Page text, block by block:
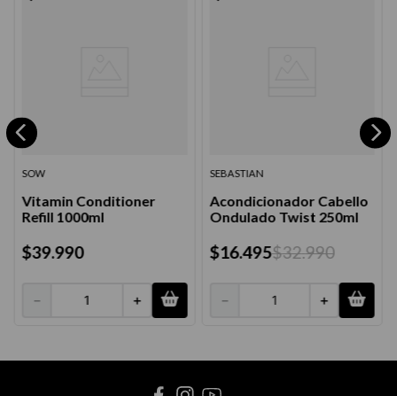
SOW
Vitamin Conditioner
Refill 1000ml
$39.990
＋
－
SEBASTIAN
Acondicionador Cabello
Ondulado Twist 250ml
$16.495$32.990
＋
－